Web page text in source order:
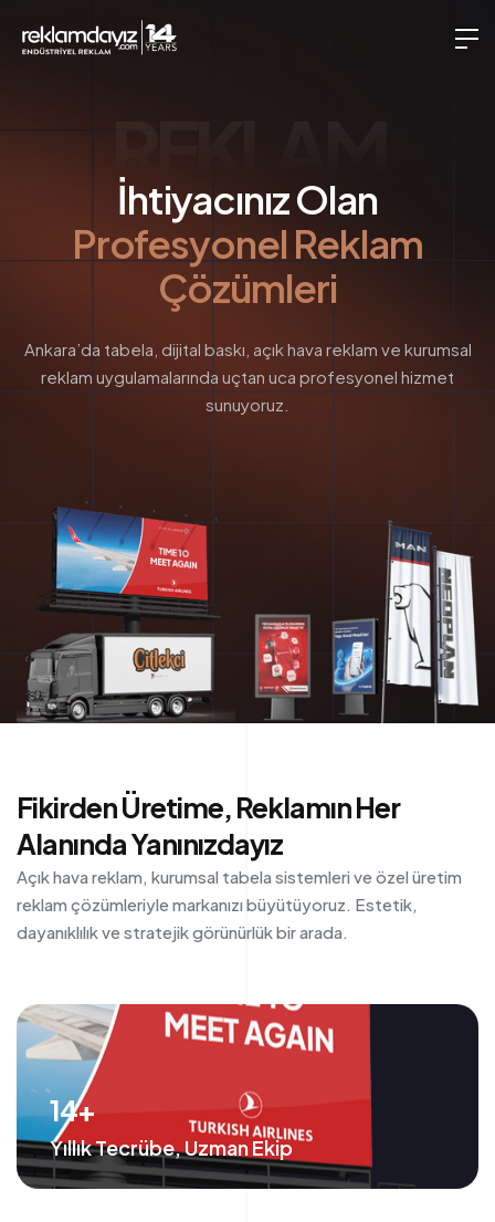
İhtiyacınız Olan
Profesyonel Reklam
Çözümleri
Ankara’da tabela, dijital baskı, açık hava reklam ve kurumsal
reklam uygulamalarında uçtan uca profesyonel hizmet
sunuyoruz.
REKLAM
Fikirden Üretime, Reklamın Her
Alanında Yanınızdayız
Açık hava reklam, kurumsal tabela sistemleri ve özel üretim
reklam çözümleriyle markanızı büyütüyoruz. Estetik,
dayanıklılık ve stratejik görünürlük bir arada.
14+
Yıllık Tecrübe, Uzman Ekip